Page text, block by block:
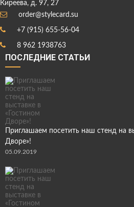
Киреева, д. 97, 27
order@stylecard.su
+7 (915) 655-56-04
8 962 1938763
ПОСЛЕДНИЕ СТАТЬИ
Приглашаем посетить наш стенд на
Дворе»!
05.09.2019